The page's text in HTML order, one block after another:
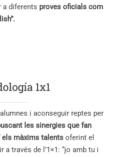
a diferents proves oficials com
1x1
i aconseguir reptes per
les sinergies que fan
els màxims talents oferint el
través de l’1×1: “jo amb tu i